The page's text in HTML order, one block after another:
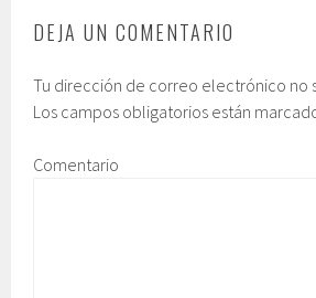
DEJA UN COMENTARIO
Tu dirección de correo electrónico no
Los campos obligatorios están
Comentario